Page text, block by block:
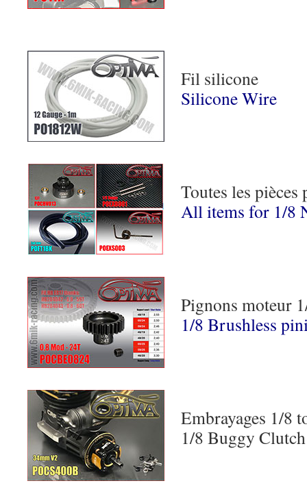
Fil silicone
Silicone Wire
Toutes les
All items for 1/8
Pignons moteur
1/8 Brushless
Embrayages 1/8
1/8 Buggy